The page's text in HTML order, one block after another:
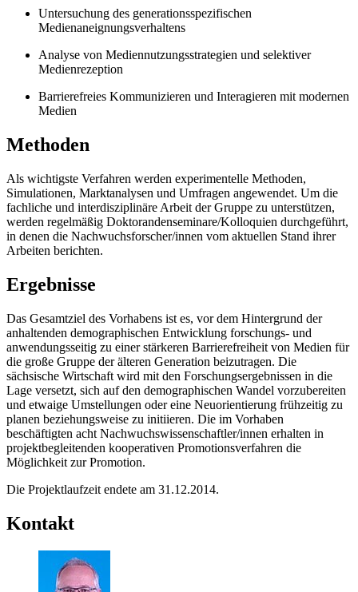
Untersuchung des generationsspezifischen
Medienaneignungsverhaltens
Analyse von Mediennutzungsstrategien und selektiver
Medienrezeption
Barrierefreies Kommunizieren und Interagieren mit modernen
Medien
Methoden
Als wichtigste Verfahren werden experimentelle Methoden,
Simulationen, Marktanalysen und Umfragen angewendet. Um die
fachliche und interdisziplinäre Arbeit der Gruppe zu unterstützen,
werden regelmäßig Doktorandenseminare/Kolloquien durchgeführt,
in denen die Nachwuchsforscher/innen vom aktuellen Stand ihrer
Arbeiten berichten.
Ergebnisse
Das Gesamtziel des Vorhabens ist es, vor dem Hintergrund der
anhaltenden demographischen Entwicklung forschungs- und
anwendungsseitig zu einer stärkeren Barrierefreiheit von Medien für
die große Gruppe der älteren Generation beizutragen. Die
sächsische Wirtschaft wird mit den Forschungsergebnissen in die
Lage versetzt, sich auf den demographischen Wandel vorzubereiten
und etwaige Umstellungen oder eine Neuorientierung frühzeitig zu
planen beziehungsweise zu initiieren. Die im Vorhaben
beschäftigten acht Nachwuchswissenschaftler/innen erhalten in
projektbegleitenden kooperativen Promotionsverfahren die
Möglichkeit zur Promotion.
Die Projektlaufzeit endete am 31.12.2014.
Kontakt